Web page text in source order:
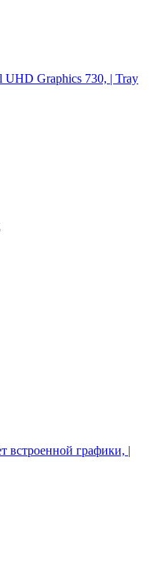
UHD Graphics 730, | Tray
встроенной графики, |